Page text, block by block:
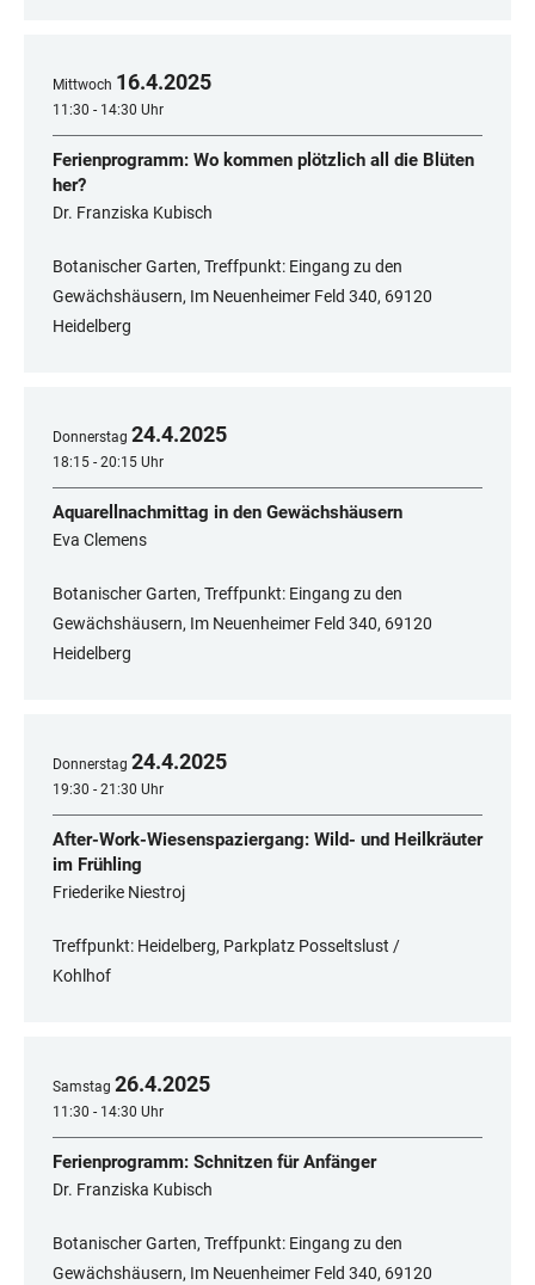
Mittwoch 16.4.2025
11:30 - 14:30 Uhr
Ferienprogramm: Wo kommen plötzlich all die Blüten
her?
Dr. Franziska Kubisch
Botanischer Garten, Treffpunkt: Eingang zu den
Gewächshäusern, Im Neuenheimer Feld 340, 69120
Heidelberg
Donnerstag 24.4.2025
18:15 - 20:15 Uhr
Aquarellnachmittag in den Gewächshäusern
Eva Clemens
Botanischer Garten, Treffpunkt: Eingang zu den
Gewächshäusern, Im Neuenheimer Feld 340, ​​​​​​​69120
Heidelberg
Donnerstag 24.4.2025
19:30 - 21:30 Uhr
After-Work-Wiesenspaziergang: Wild- und Heilkräuter
im Frühling
Friederike Niestroj
Treffpunkt: Heidelberg, Parkplatz Posseltslust /
Kohlhof
Samstag 26.4.2025
11:30 - 14:30 Uhr
Ferienprogramm: Schnitzen für Anfänger
Dr. Franziska Kubisch
Botanischer Garten, Treffpunkt: Eingang zu den
Gewächshäusern, Im Neuenheimer Feld 340, 69120